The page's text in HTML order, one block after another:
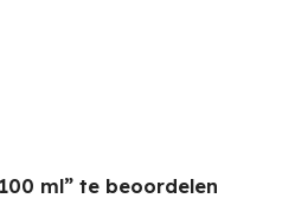
ml” te beoordelen